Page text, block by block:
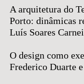
A arquitetura do
Porto: dinâmicas
Luís Soares
O design como
Frederico Duarte